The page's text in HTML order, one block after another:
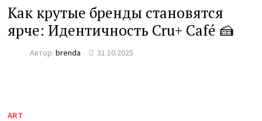
Как крутые бренды становятся
ярче: Идентичность Cru+ Café 🍰
Автор:brenda 31.10.2025
ART